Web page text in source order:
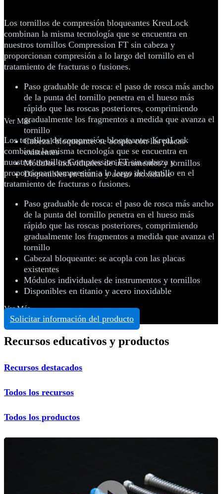
Los tornillos de compresión bloqueantes KreuLock
combinan la misma tecnología que se encuentra en
nuestros tornillos Compression FT sin cabeza y
proporcionan compresión a lo largo del tornillo en el
tratamiento de fracturas o fusiones.
Paso graduable de rosca: el paso de rosca más ancho
de la punta del tornillo penetra en el hueso más
rápido que las roscas posteriores, comprimiendo
gradualmente los fragmentos a medida que avanza el
tornillo
Cabezal bloqueante: se acopla con las placas
existentes
Módulos individuales de instrumentos y tornillos
Disponibles en titanio y acero inoxidable
Ver Más
Los tornillos de compresión bloqueantes KreuLock
combinan la misma tecnología que se encuentra en
nuestros tornillos Compression FT sin cabeza y
proporcionan compresión a lo largo del tornillo en el
tratamiento de fracturas o fusiones.
Paso graduable de rosca: el paso de rosca más ancho
de la punta del tornillo penetra en el hueso más
rápido que las roscas posteriores, comprimiendo
gradualmente los fragmentos a medida que avanza el
tornillo
Cabezal bloqueante: se acopla con las placas
existentes
Módulos individuales de instrumentos y tornillos
Disponibles en titanio y acero inoxidable
Ver Más
Solicitar información del producto
Recursos educativos y productos
Recursos destacados
Todos los recursos
Todos los productos